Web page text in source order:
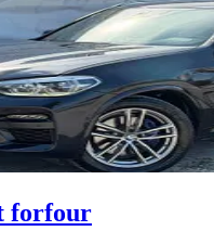
forfour